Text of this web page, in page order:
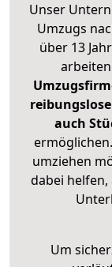
Unser
Umzugs
über 13
auch
umziehen
dabei
Um